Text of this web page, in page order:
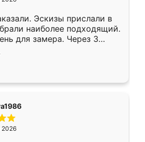
Эскизы прислали в
наиболее подходящий.
для замера. Через 3
уже готова. Остались
Спасибо Ренессанс
работу!
2026